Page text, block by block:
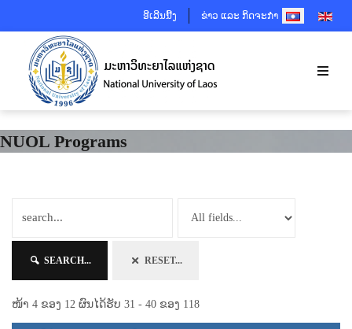
ອີເລີນນີ້ງ ຂ່າວ ແລະ ກິດຈະກຳSELECT YOUR
NUOL Programs
SEARCH... RESET...
ໜ້າ 4 ຂອງ 12 ຜົນໄດ້ຮັບ 31 - 40 ຂອງ 118